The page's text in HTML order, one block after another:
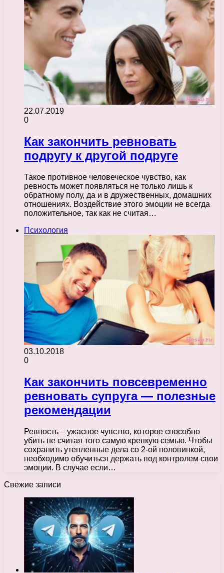
22.07.2019
0
Как закончить ревновать
подругу к другой подруге
Такое противное человеческое чувство, как
ревность может появляться не только лишь к
обратному полу, да и в дружественных, домашних
отношениях. Воздействие этого эмоции не всегда
положительное, так как не считая…
Психология
03.10.2018
0
Как закончить повсевременно
ревновать супруга — полезные
рекомендации
Ревность – ужасное чувство, которое способно
убить не считая того самую крепкую семью. Чтобы
сохранить утепленные дела со 2-ой половинкой,
необходимо обучиться держать под контролем свои
эмоции. В случае если…
Свежие записи